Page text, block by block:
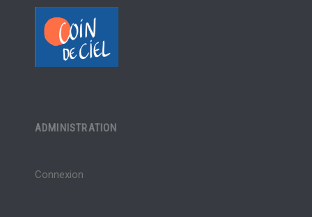
ADMINISTRATION
Connexion